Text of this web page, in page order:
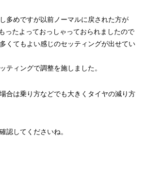
多めですが以前ノーマルに戻された方が
ったよっておっしゃっておられましたので
くてもよい感じのセッティングが出せてい
ティングで調整を施しました。
合は乗り方などでも大きくタイヤの減り方
認してくださいね。